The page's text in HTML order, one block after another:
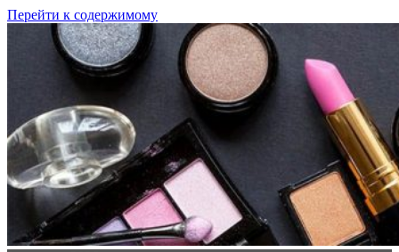
Перейти к содержимому